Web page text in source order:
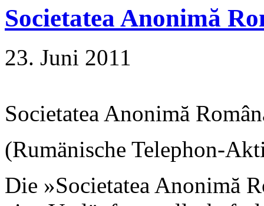
Societatea Anonimă
23. Juni 2011
Societatea Anonimă
(Rumänische Telephon-
Die »Societatea Anonimă